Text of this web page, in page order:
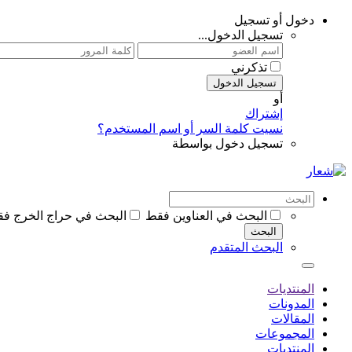
دخول أو تسجيل
تسجيل الدخول...
تذكرني
تسجيل الدخول
أو
إشتراك
نسيت كلمة السر أو اسم المستخدم؟
تسجيل دخول بواسطة
البحث في العناوين فقط البحث في حراج الخرج
البحث
البحث المتقدم
المنتديات
المدونات
المقالات
المجموعات
المنتديات